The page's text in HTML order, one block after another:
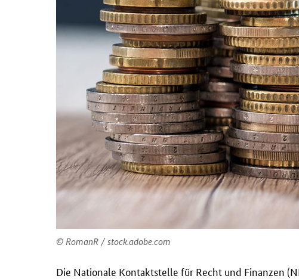
RomanR / stock.adobe.com
Die Nationale Kontaktstelle für Recht und Finanzen